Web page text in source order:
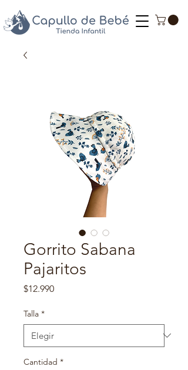
Gorrito Sabana
Pajaritos
$12.990Precio
Talla *
Cantidad *